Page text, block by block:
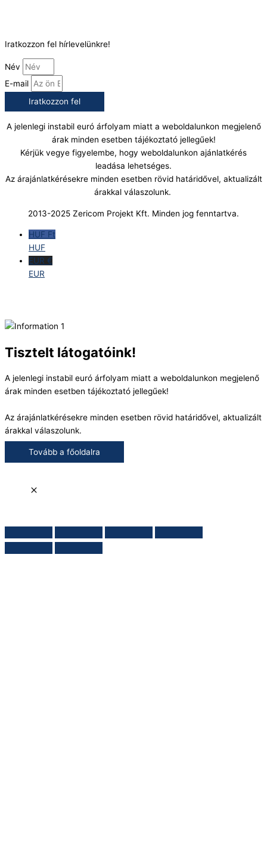
Iratkozzon fel hírlevelünkre!
Név
E-mail
Iratkozzon fel
A jelenlegi instabil euró árfolyam miatt a weboldalunkon megjelenő
árak minden esetben tájékoztató jellegűek!
Kérjük vegye figyelembe, hogy weboldalunkon ajánlatkérés
leadása lehetséges.
Az árajánlatkérésekre minden esetben rövid határidővel, aktualizált
árakkal válaszolunk.
2013-2025 Zericom Projekt Kft. Minden jog fenntartva.
HUF Ft
HUF
EUR €
EUR
Tisztelt látogatóink!
A jelenlegi instabil euró árfolyam miatt a weboldalunkon megjelenő
árak minden esetben tájékoztató jellegűek!
Az árajánlatkérésekre minden esetben rövid határidővel, aktualizált
árakkal válaszolunk.
Tovább a főoldalra